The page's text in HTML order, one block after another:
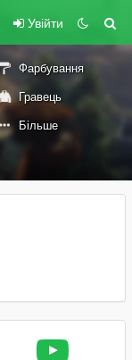
Увійти
Фарбування
Гравець
Більше